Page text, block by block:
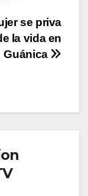
se priva
la vida en
Guánica